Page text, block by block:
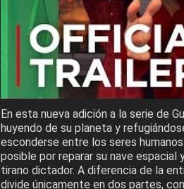
En esta nueva adición a la serie de
huyendo de su planeta y
esconderse entre los seres
posible por reparar su nave espacial
tirano dictador. A diferencia de la
divide únicamente en dos partes,